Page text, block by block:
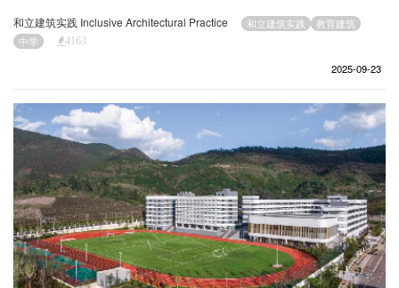
企业招聘
关于投稿
广告投放
关于我们
联系我们
念，校园建筑令光线在相互连接、动态转换的空间中折射与流动，为多样
化的学科领域和不同年龄塑造了独特的学习社区。
和立建筑实践 Inclusive Architectural Practice 和立建筑实践
教育建筑
中学
4163
2025-09-23